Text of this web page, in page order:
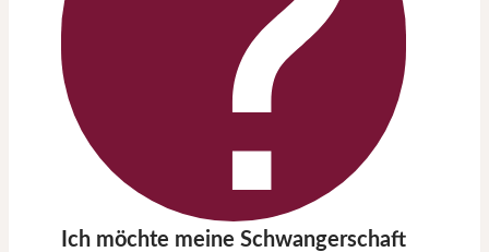
Ich möchte meine Schwangerschaft